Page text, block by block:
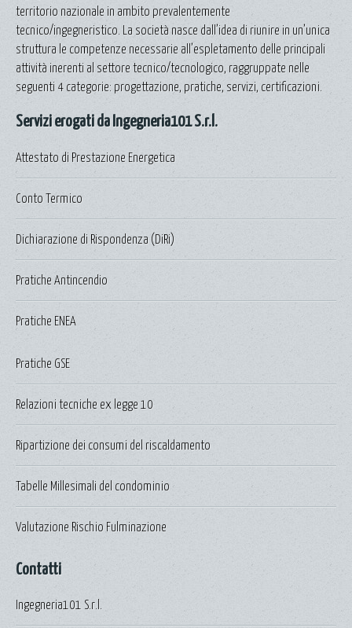
Servizi erogati da Ingegneria101 S.r.l.
Attestato di Prestazione Energetica
Conto Termico
Dichiarazione di Rispondenza (DiRi)
Pratiche Antincendio
Pratiche ENEA
Pratiche GSE
Relazioni tecniche ex legge 10
Ripartizione dei consumi del riscaldamento
Tabelle Millesimali del condominio
Valutazione Rischio Fulminazione
Contatti
Ingegneria101 S.r.l.
territorio nazionale in ambito prevalentemente
tecnico/ingegneristico. La società nasce dall’idea di riunire in un’unica
struttura le competenze necessarie all’espletamento delle principali
attività inerenti al settore tecnico/tecnologico, raggruppate nelle
seguenti 4 categorie: progettazione, pratiche, servizi, certificazioni.